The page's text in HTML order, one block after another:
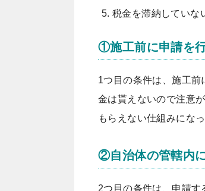
税金を滞納していな
①施工前に申請を
1つ目の条件は、施工前
金は貰えないので注意
もらえない仕組みになっ
②自治体の管轄内
2つ目の条件は、申請す